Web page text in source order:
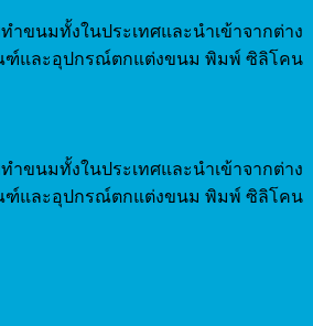
ำขนมทั้งในประเทศและนำเข้าจากต่าง
ฑ์และอุปกรณ์ตกแต่งขนม พิมพ์ ซิลิโคน
ำขนมทั้งในประเทศและนำเข้าจากต่าง
ฑ์และอุปกรณ์ตกแต่งขนม พิมพ์ ซิลิโคน